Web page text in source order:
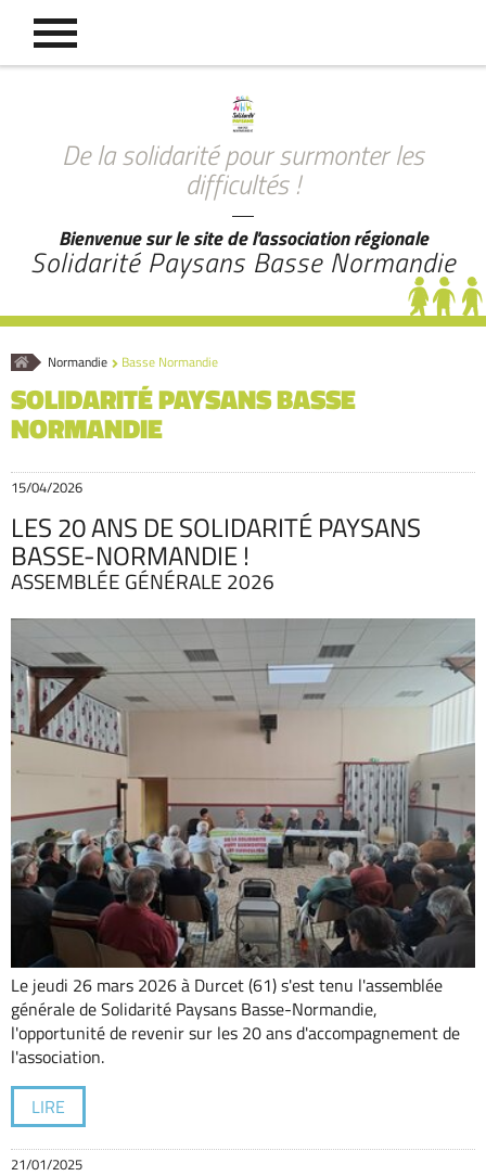
De la solidarité pour surmonter les
difficultés !
Bienvenue sur le site de l'association régionale
Solidarité Paysans Basse Normandie
AccueilNormandie Basse Normandie
SOLIDARITÉ PAYSANS BASSE
NORMANDIE
15/04/2026
LES 20 ANS DE SOLIDARITÉ PAYSANS
BASSE-NORMANDIE !
ASSEMBLÉE GÉNÉRALE 2026
Le jeudi 26 mars 2026 à Durcet (61) s'est tenu l'assemblée
générale de Solidarité Paysans Basse-Normandie,
l'opportunité de revenir sur les 20 ans d'accompagnement de
l'association.
LIRE
21/01/2025